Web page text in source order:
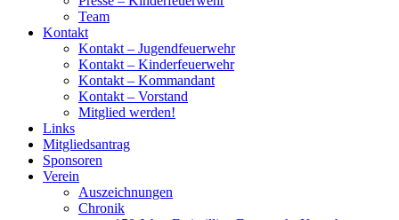
Team
Kontakt
Kontakt – Jugendfeuerwehr
Kontakt – Kinderfeuerwehr
Kontakt – Kommandant
Kontakt – Vorstand
Mitglied werden!
Links
Mitgliedsantrag
Sponsoren
Verein
Auszeichnungen
Chronik